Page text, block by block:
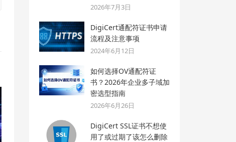
2026年7月3日
DigiCert通配符证书申请
流程及注意事项
2024年6月12日
如何选择OV通配符证
书？2026年企业多子域加
密选型指南
2026年6月26日
DigiCert SSL证书不想使
用了或过期了该怎么删除